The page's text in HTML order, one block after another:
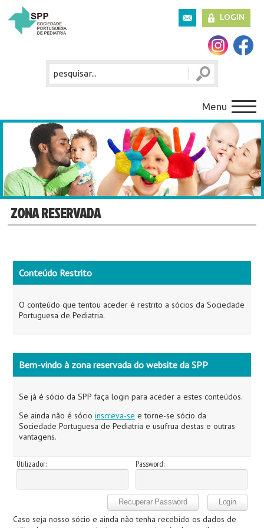
LOGIN
Menu
ZONA RESERVADA
Conteúdo Restrito
O conteúdo que tentou aceder é restrito a sócios da Sociedade
Portuguesa de Pediatria.
Bem-vindo à zona reservada do website da SPP
Se já é sócio da SPP faça login para aceder a estes conteúdos.
Se ainda não é sócio inscreva-se e torne-se sócio da
Sociedade Portuguesa de Pediatria e usufrua destas e outras
vantagens.
Utilizador: Password:
Caso seja nosso sócio e ainda não tenha recebido os dados de